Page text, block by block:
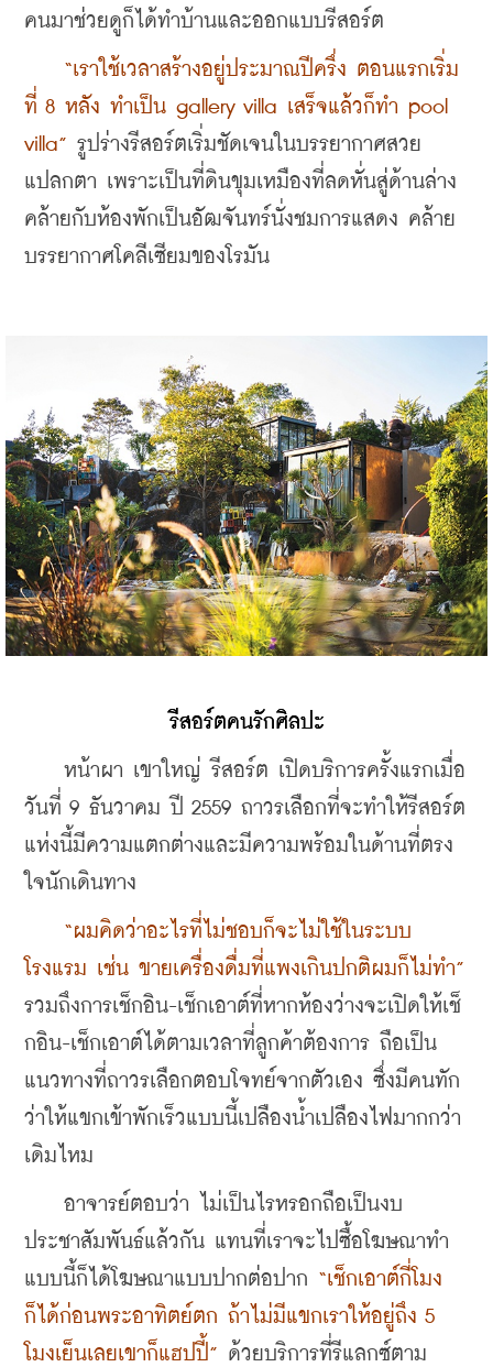
คนมาช่วยดูก็ได้ทำบ้านและออกแบบรีสอร์ต
“เราใช้เวลาสร้างอยู่ประมาณปีครึ่ง ตอนแรกเริ่ม
ที่ 8 หลัง ทำเป็น gallery villa เสร็จแล้วก็ทำ pool
villa” รูปร่างรีสอร์ตเริ่มชัดเจนในบรรยากาศสวย
แปลกตา เพราะเป็นที่ดินขุมเหมืองที่ลดหั่นสู่ด้านล่าง
คล้ายกับห้องพักเป็นอัฒจันทร์นั่งชมการแสดง คล้าย
บรรยากาศโคลีเซียมของโรมัน
รีสอร์ตคนรักศิลปะ
หน้าผา เขาใหญ่ รีสอร์ต เปิดบริการครั้งแรกเมื่อ
วันที่ 9 ธันวาคม ปี 2559 ถาวรเลือกที่จะทำให้รีสอร์ต
แห่งนี้มีความแตกต่างและมีความพร้อมในด้านที่ตรง
ใจนักเดินทาง
“ผมคิดว่าอะไรที่ไม่ชอบก็จะไม่ใช้ในระบบ
โรงแรม เช่น ขายเครื่องดื่มที่แพงเกินปกติผมก็ไม่ทำ”
รวมถึงการเช็กอิน-เช็กเอาต์ที่หากห้องว่างจะเปิดให้เช็
กอิน-เช็กเอาต์ได้ตามเวลาที่ลูกค้าต้องการ ถือเป็น
แนวทางที่ถาวรเลือกตอบโจทย์จากตัวเอง ซึ่งมีคนทัก
ว่าให้แขกเข้าพักเร็วแบบนี้เปลืองน้ำเปลืองไฟมากกว่า
เดิมไหม
อาจารย์ตอบว่า ไม่เป็นไรหรอกถือเป็นงบ
ประชาสัมพันธ์แล้วกัน แทนที่เราจะไปซื้อโฆษณาทำ
แบบนี้ก็ได้โฆษณาแบบปากต่อปาก “เช็กเอาต์กี่โมง
ก็ได้ก่อนพระอาทิตย์ตก ถ้าไม่มีแขกเราให้อยู่ถึง 5
โมงเย็นเลยเขาก็แฮปปี้” ด้วยบริการที่รีแลกซ์ตาม